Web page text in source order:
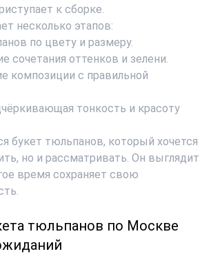
к сборке.
несколько этапов:
по цвету и размеру.
сочетания оттенков и зелени.
композиции с правильной
тонкость и красоту
букет тюльпанов, который хочется
но и рассматривать. Он выглядит
время сохраняет свою
тюльпанов по Москве